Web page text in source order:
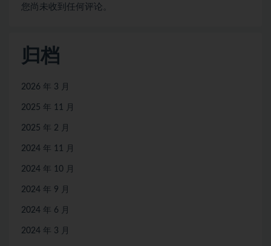
您尚未收到任何评论。
归档
2026 年 3 月
2025 年 11 月
2025 年 2 月
2024 年 11 月
2024 年 10 月
2024 年 9 月
2024 年 6 月
2024 年 3 月